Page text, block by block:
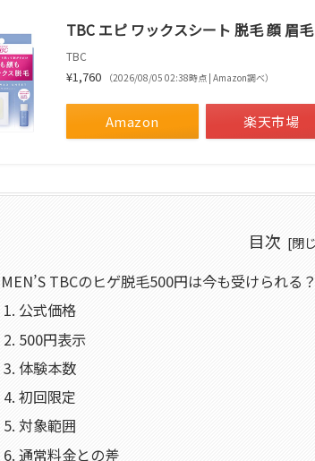
TBC エピ ワックスシート 脱毛 顔 眉
TBC
¥1,760 （2026/08/05 02:38時点 | Amazon調べ）
Amazon 楽天市場
目次
MEN’S TBCのヒゲ脱毛500円は今も受けられる
公式価格
500円表示
体験本数
初回限定
対象範囲
通常料金との差